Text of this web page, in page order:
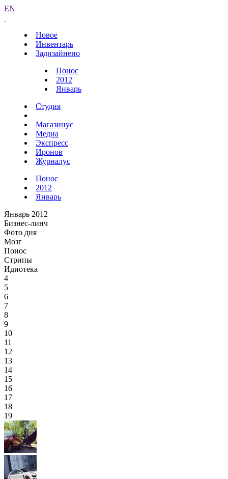
EN
Новое
Инвентарь
Задизайнено
Понос
2012
Январь
Студия
Магазинус
Медиа
Экспресс
Иронов
Журналус
Понос
2012
Январь
Январь 2012
Бизнес-линч
Фото дня
Мозг
Понос
Стрипы
Идиотека
4
5
6
7
8
9
10
11
12
13
14
15
16
17
18
19